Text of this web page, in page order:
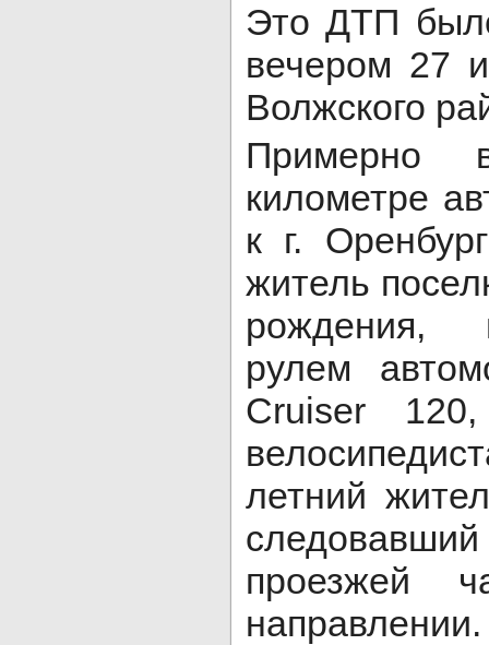
Это ДТП
вечером 27
Волжского
километре
к г.
житель
рождения,
рулем
Cruiser 120,
летний
проезжей
направлении.